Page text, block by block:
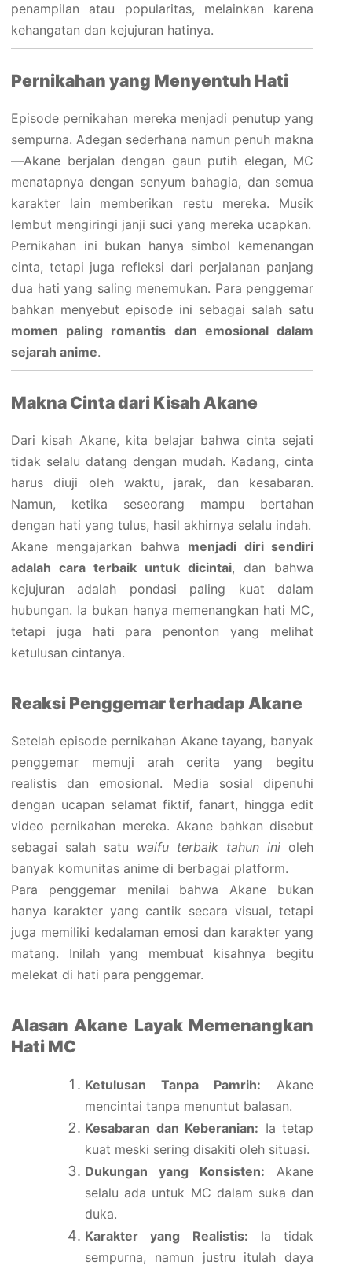
penampilan atau popularitas, melainkan karena
kehangatan dan kejujuran hatinya.
Pernikahan yang Menyentuh Hati
Episode pernikahan mereka menjadi penutup yang
sempurna. Adegan sederhana namun penuh makna
—Akane berjalan dengan gaun putih elegan, MC
menatapnya dengan senyum bahagia, dan semua
karakter lain memberikan restu mereka. Musik
lembut mengiringi janji suci yang mereka ucapkan.
Pernikahan ini bukan hanya simbol kemenangan
cinta, tetapi juga refleksi dari perjalanan panjang
dua hati yang saling menemukan. Para penggemar
bahkan menyebut episode ini sebagai salah satu
momen paling romantis dan emosional dalam
sejarah anime.
Makna Cinta dari Kisah Akane
Dari kisah Akane, kita belajar bahwa cinta sejati
tidak selalu datang dengan mudah. Kadang, cinta
harus diuji oleh waktu, jarak, dan kesabaran.
Namun, ketika seseorang mampu bertahan
dengan hati yang tulus, hasil akhirnya selalu indah.
Akane mengajarkan bahwa menjadi diri sendiri
adalah cara terbaik untuk dicintai, dan bahwa
kejujuran adalah pondasi paling kuat dalam
hubungan. Ia bukan hanya memenangkan hati MC,
tetapi juga hati para penonton yang melihat
ketulusan cintanya.
Reaksi Penggemar terhadap Akane
Setelah episode pernikahan Akane tayang, banyak
penggemar memuji arah cerita yang begitu
realistis dan emosional. Media sosial dipenuhi
dengan ucapan selamat fiktif, fanart, hingga edit
video pernikahan mereka. Akane bahkan disebut
sebagai salah satu waifu terbaik tahun ini oleh
banyak komunitas anime di berbagai platform.
Para penggemar menilai bahwa Akane bukan
hanya karakter yang cantik secara visual, tetapi
juga memiliki kedalaman emosi dan karakter yang
matang. Inilah yang membuat kisahnya begitu
melekat di hati para penggemar.
Alasan Akane Layak Memenangkan
Hati MC
Ketulusan Tanpa Pamrih: Akane
mencintai tanpa menuntut balasan.
Kesabaran dan Keberanian: Ia tetap
kuat meski sering disakiti oleh situasi.
Dukungan yang Konsisten: Akane
selalu ada untuk MC dalam suka dan
duka.
Karakter yang Realistis: Ia tidak
sempurna, namun justru itulah daya